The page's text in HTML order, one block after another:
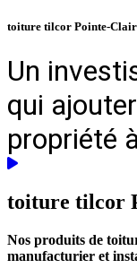
toiture tilcor Pointe-
Un
qui
propriété
toiture tilcor
Nos produits de
manufacturier et